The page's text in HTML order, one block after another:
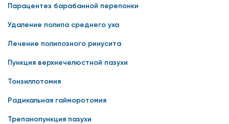
Парацентез барабанной перепонки
Удаление полипа среднего уха
Лечение полипозного ринусита
Пункция верхнечелюстной пазухи
Тонзиллотомия
Радикальная гайморотомия
Трепанопункция пазухи